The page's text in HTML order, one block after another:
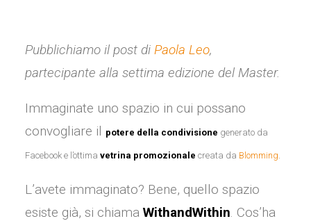
Pubblichiamo il post di Paola Leo,
partecipante alla settima edizione del Master.
Immaginate uno spazio in cui possano
convogliare il potere della condivisione generato da
Facebook e l’ottima vetrina promozionale creata da Blomming.
L’avete immaginato? Bene, quello spazio
esiste già, si chiama WithandWithin. Cos’ha